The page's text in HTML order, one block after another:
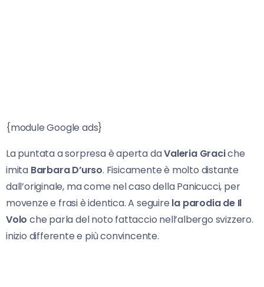
{module Google ads}
La puntata a sorpresa è aperta daValeria Graciche
imita Barbara D’urso. Fisicamente è molto distante
dall’originale, ma come nel caso della Panicucci, per
movenze e frasi è identica. A seguire la parodia de Il
Volo che parla del noto fattaccio nell’albergo svizzero.
inizio differente e più convincente.